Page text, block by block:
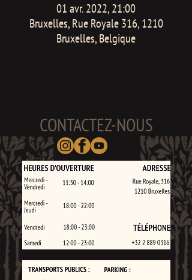
01 avr. 2022, 21:00
Bruxelles, Rue Royale 316, 1210
Bruxelles, Belgique
CONTACTEZ-NOUS